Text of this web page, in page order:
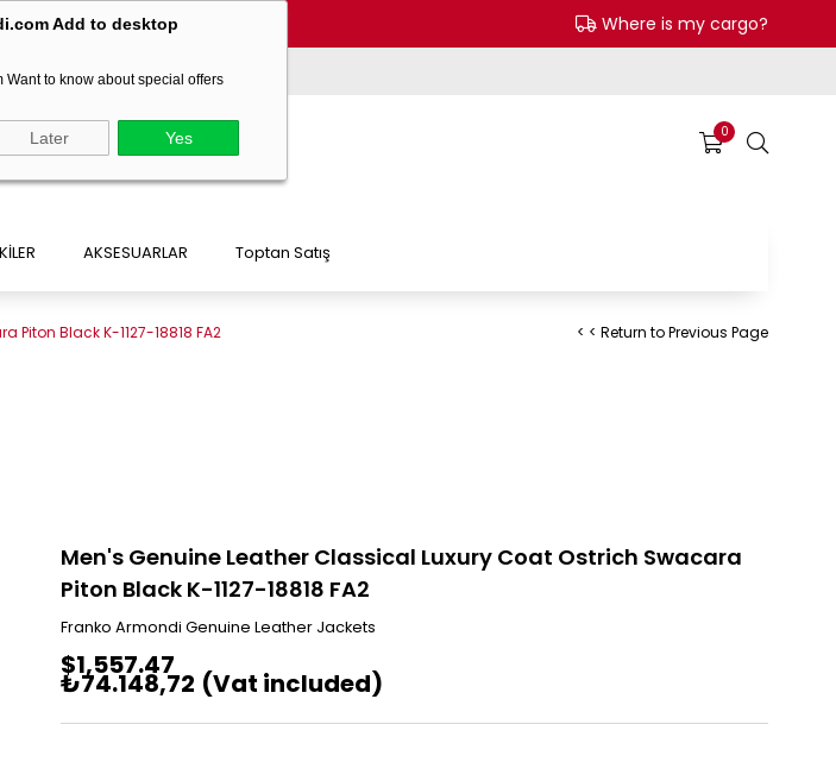
Add to desktop
to know about special offers
Later Yes
-(+90 532 215 7048) Where is my cargo?
0
AKSESUARLAR Toptan Satış
Black K-1127-18818 FA2 < < Return to Previous Page
Men's Genuine Leather Classical Luxury Coat Ostrich Swacara
Piton Black K-1127-18818 FA2
Franko Armondi Genuine Leather Jackets
$1,557.47
₺74.148,72 (Vat included)